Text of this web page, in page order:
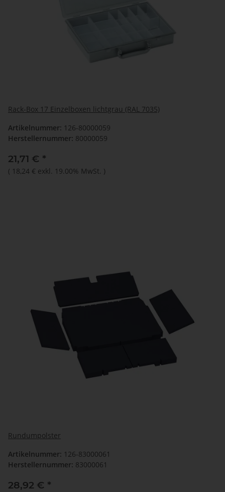
Rack-Box 17 Einzelboxen lichtgrau (RAL 7035)
Artikelnummer: 126-80000059
Herstellernummer: 80000059
21,71 € *
( 18,24 € exkl. 19.00% MwSt. )
Rundumpolster
Artikelnummer: 126-83000061
Herstellernummer: 83000061
28,92 € *